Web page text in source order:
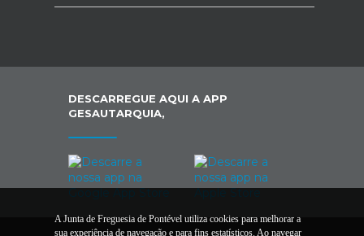
DESCARREGUE AQUI A APP
GESAUTARQUIA,
A Junta de Freguesia de Pontével utiliza cookies para melhorar a
sua experiência de navegação e para fins estatísticos. Ao navegar